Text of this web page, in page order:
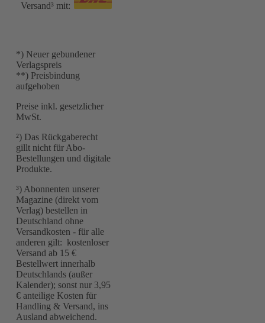
Versand³ mit:
*) Neuer gebundener
Verlagspreis
**) Preisbindung
aufgehoben
Preise inkl. gesetzlicher
MwSt.
²) Das Rückgaberecht
gillt nicht für Abo-
Bestellungen und digitale
Produkte.
³) Abonnenten unserer
Magazine (direkt vom
Verlag) bestellen in
Deutschland ohne
Versandkosten - für alle
anderen gilt: kostenloser
Versand ab 15 €
Bestellwert innerhalb
Deutschlands (außer
Kalender); sonst nur 3,95
€ anteilige Kosten für
Handling & Versand, ins
Ausland abweichend.